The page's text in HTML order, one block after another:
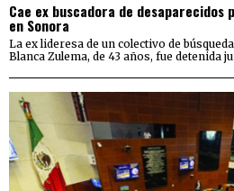
Cae ex buscadora de
en Sonora
La ex lideresa de un colectivo de
Blanca Zulema, de 43 años, fue detenida